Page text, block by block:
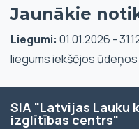
Jaunākie
Liegumi: 01.01.2026 -
liegums iekšējos ūdeņos
SIA "Latvijas Lauku
izglītības centrs"